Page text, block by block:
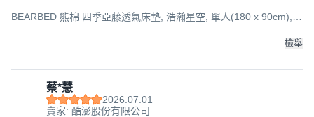
BEARBED 熊棉 四季亞藤透氣床墊, 浩瀚星空, 單人(180 x 90cm),
檢舉
蔡*慧
2026.07.01
賣家: 酷澎股份有限公司